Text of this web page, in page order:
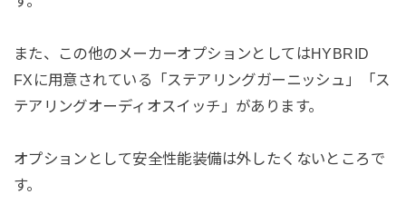
また、この他のメーカーオプションとしてはHYBRID
FXに用意されている「ステアリングガーニッシュ」「ス
テアリングオーディオスイッチ」があります。
オプションとして安全性能装備は外したくないところで
す。